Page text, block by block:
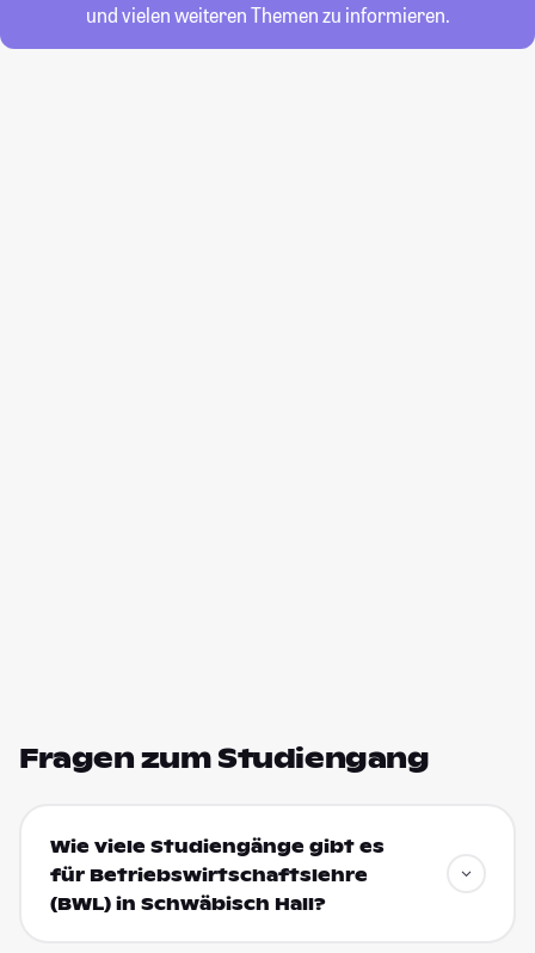
und vielen weiteren Themen zu informieren.
Fragen zum Studiengang
Wie viele Studiengänge gibt es
für Betriebswirtschaftslehre
(BWL) in Schwäbisch Hall?